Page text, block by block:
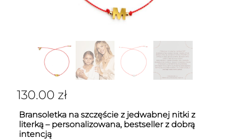
130.00 zł
Bransoletka na szczęście z jedwabnej nitki z
literką – personalizowana, bestseller z dobrą
intencją